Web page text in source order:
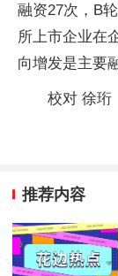
融资27次，B
所上市企业在
向增发是主要
校对 徐珩
推荐内容